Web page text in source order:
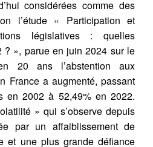
considérées comme des
l’étude « Participation et
législatives : quelles
? », parue en juin 2024 sur le
20 ans l’abstention aux
France a augmenté, passant
en 2002 à 52,49% en 2022.
» qui s’observe depuis
par un affaiblissement de
et une plus grande défiance
Fermer
V. (2024)
Introduction .